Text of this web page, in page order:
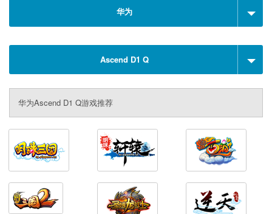
华为
Ascend D1 Q
华为Ascend D1 Q游戏推荐